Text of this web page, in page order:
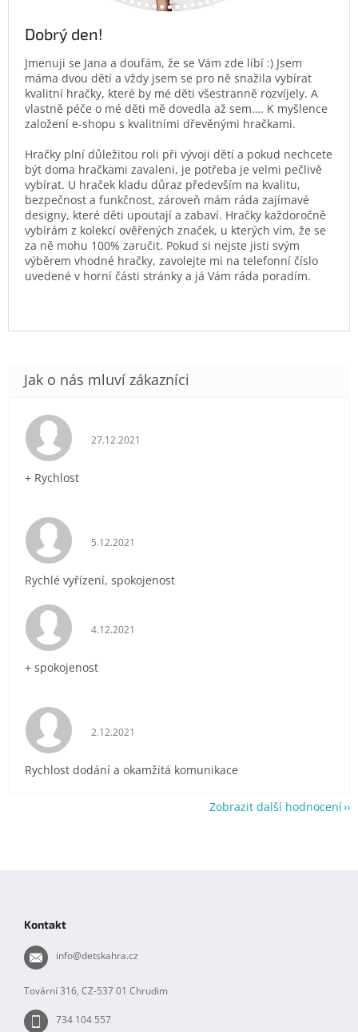
Dobrý den!
Jmenuji se Jana a doufám, že se Vám zde líbí :) Jsem
máma dvou dětí a vždy jsem se pro ně snažila vybírat
kvalitní hračky, které by mé děti všestranně rozvíjely. A
vlastně péče o mé děti mě dovedla až sem…. K myšlence
založení e-shopu s kvalitními dřevěnými hračkami.
Hračky plní důležitou roli při vývoji dětí a pokud nechcete
být doma hračkami zavaleni, je potřeba je velmi pečlivě
vybírat. U hraček kladu důraz především na kvalitu,
bezpečnost a funkčnost, zároveň mám ráda zajímavé
designy, které děti upoutají a zabaví. Hračky každoročně
vybírám z kolekcí ověřených značek, u kterých vím, že se
za ně mohu 100% zaručit. Pokud si nejste jisti svým
výběrem vhodné hračky, zavolejte mi na telefonní číslo
uvedené v horní části stránky a já Vám ráda poradím.
Hodnocení obchodu je 5 z 5 hvězdiček.
27.12.2021
+ Rychlost
Hodnocení obchodu je 5 z 5 hvězdiček.
5.12.2021
Rychlé vyřízení, spokojenost
Hodnocení obchodu je 5 z 5 hvězdiček.
4.12.2021
+ spokojenost
Hodnocení obchodu je 5 z 5 hvězdiček.
2.12.2021
Rychlost dodání a okamžitá komunikace
Zobrazit další hodnocení
Kontakt
info@detskahra.cz
Tovární 316, CZ-537 01 Chrudim
734 104 557